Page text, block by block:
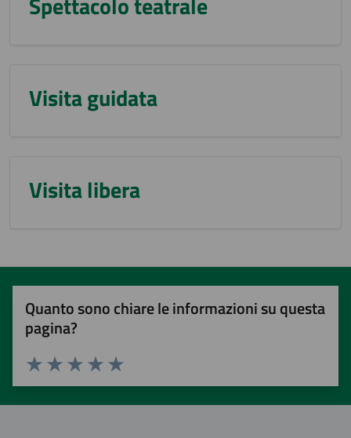
Visita guidata
Visita libera
Quanto sono chiare le informazioni su questa
pagina?
Valuta 5 stelle su 5
Valuta 4 stelle su 5
Valuta 3 stelle su 5
Valuta 2 stelle su 5
Valuta 1 stelle su 5